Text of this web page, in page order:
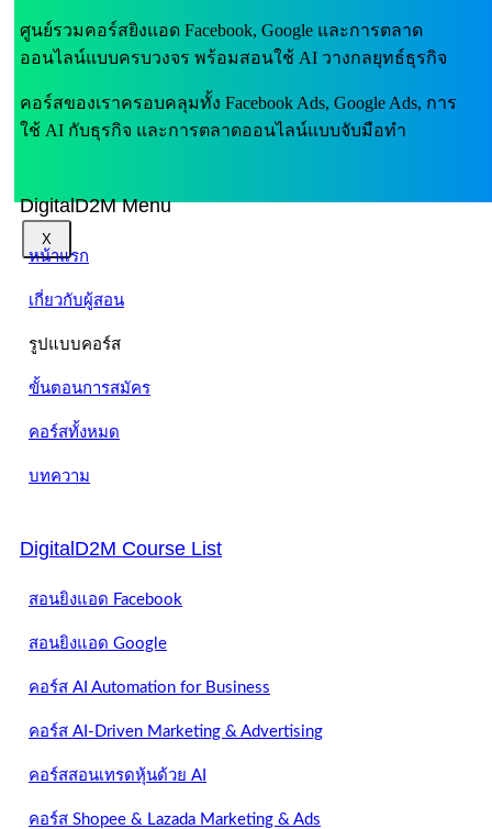
X
ศูนย์รวมคอร์สยิงแอด Facebook, Google และการตลาด
ออนไลน์แบบครบวงจร พร้อมสอนใช้ AI วางกลยุทธ์ธุรกิจ
คอร์สของเราครอบคลุมทั้ง Facebook Ads, Google Ads, การ
ใช้ AI กับธุรกิจ และการตลาดออนไลน์แบบจับมือทำ
DigitalD2M Menu
หน้าแรก
เกี่ยวกับผู้สอน
รูปแบบคอร์ส
ขั้นตอนการสมัคร
คอร์สทั้งหมด
บทความ
DigitalD2M Course List
สอนยิงแอด Facebook
สอนยิงแอด Google
คอร์ส AI Automation for Business
คอร์ส AI-Driven Marketing & Advertising
คอร์สสอนเทรดหุ้นด้วย AI
คอร์ส Shopee & Lazada Marketing & Ads